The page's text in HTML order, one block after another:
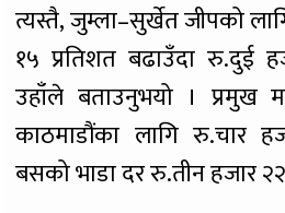
त्यस्तै, जुम्ला–सुर्खेत जीपको
१५ प्रतिशत बढाउँदा रु.दुई
उहाँले बताउनुभयो । प्रमुख
काठमाडौंका लागि रु.चार
बसको भाडा दर रु.तीन हजार